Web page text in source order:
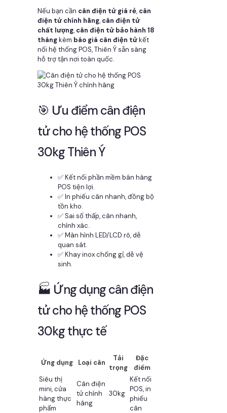
Nếu bạn cần cân điện tử giá rẻ, cân
điện tử chính hãng, cân điện tử
chất lượng, cân điện tử bảo hành 18
thángkèm báo giá cân điện tửkết
nối hệ thống POS, Thiên Ý sẵn sàng
hỗ trợ tận nơi toàn quốc.
🎯 Ưu điểm cân điện
tử cho hệ thống POS
30kg Thiên Ý
✅ Kết nối phần mềm bán hàng
POS tiện lợi.
✅ In phiếu cân nhanh, đồng bộ
tồn kho.
✅ Sai số thấp, cân nhanh,
chính xác.
✅ Màn hình LED/LCD rõ, dễ
quan sát.
✅ Khay inox chống gỉ, dễ vệ
sinh.
🏭 Ứng dụng cân điện
tử cho hệ thống POS
30kg thực tế
Ứng dụng Loại cân
Tải
trọng
Đặc
điểm
Siêu thị
mini, cửa
hàng thực
phẩm
Cân điện
tử chính
hãng
30kg
Kết nối
POS, in
phiếu
cân